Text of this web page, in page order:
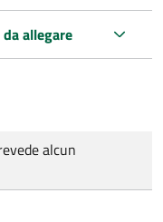
allegare
alcun